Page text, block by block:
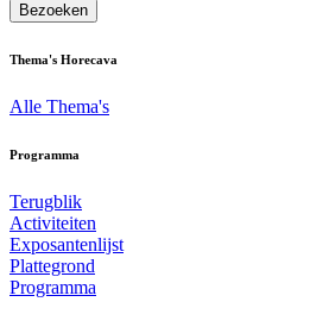
Bezoeken
Thema's Horecava
Alle Thema's
Programma
Terugblik
Activiteiten
Exposantenlijst
Plattegrond
Programma